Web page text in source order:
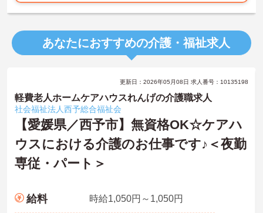
あなたにおすすめの介護・福祉求人
更新日：2026年05月08日 求人番号：10135198
軽費老人ホームケアハウスれんげの介護職求人
社会福祉法人西予総合福祉会
【愛媛県／西予市】無資格OK☆ケアハ
ウスにおける介護のお仕事です♪＜夜勤
専従・パート＞
給料 時給1,050円～1,050円